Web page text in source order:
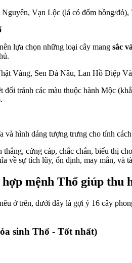
Vạn Lộc (lá có đốm hồng/
lựa chọn những loại cây mang sắc
Vàng, Sen Đá Nâu, Lan Hồ Điệp
đối tránh các màu thuộc hành Mộc
và hình dáng tượng trưng cho tính
thẳng, cứng cáp, chắc chắn, biểu thị
về sự tích lũy, ổn định, may mắn, và
mệnh Thổ giúp thu
ở trên, dưới đây là gợi ý 16 cây
sinh Thổ - Tốt nhất)